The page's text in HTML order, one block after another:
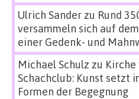
Ulrich Sanderzu Rund
versammeln sich auf
einer Gedenk- und
Michael Schulz zu
Schachclub: Kunst setzt
Formen der Begegnung